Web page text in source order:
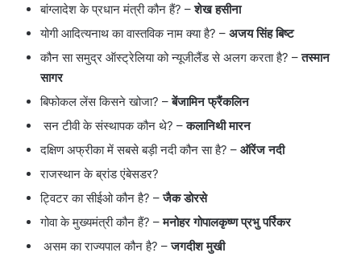
बांग्लादेश के प्रधान मंत्री कौन हैं? –शेख हसीना
योगी आदित्यनाथ का वास्तविक नाम क्या है? – अजय सिंह बिष्ट
कौन सा समुद्र ऑस्ट्रेलिया को न्यूजीलैंड से अलग करता है? –तस्मान
सागर
बिफोकल लेंस किसने खोजा? –बेंजामिन फ्रैंकलिन
सन टीवी के संस्थापक कौन थे? –कलानिथी मारन
दक्षिण अफ्रीका में सबसे बड़ी नदी कौन सा है? – ऑरेंज नदी
राजस्थान के ब्रांड एंबेसडर?
ट्विटर का सीईओ कौन है? –जैक डोरसे
गोवा के मुख्यमंत्री कौन हैं? –मनोहर गोपालकृष्ण प्रभु पर्रिकर
असम का राज्यपाल कौन है? –जगदीश मुखी